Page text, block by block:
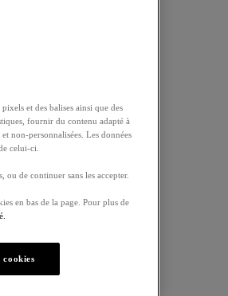
et des balises ainsi que des
fournir du contenu adapté à
non-personnalisées. Les données
celui-ci.
de continuer sans les accepter.
en bas de la page. Pour plus de
cookies